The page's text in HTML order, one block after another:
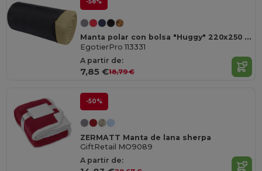
Manta polar con bolsa "Huggy" 220x250 cm
EgotierPro 113331
A partir de:
7,85 €18,79 €
-50%
ZERMATT Manta de lana sherpa
GiftRetail MO9089
A partir de: